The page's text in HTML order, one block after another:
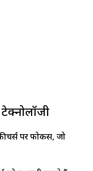
पर फोकस, जो